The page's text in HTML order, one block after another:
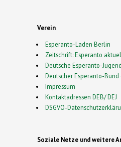
Verein
Esperanto-Laden Berlin
Zeitschrift: Esperanto
Deutsche Esperanto-
Deutscher Esperanto-Bund
Impressum
Kontaktadressen DEB/ DEJ
DSGVO-
Soziale Netze und weitere